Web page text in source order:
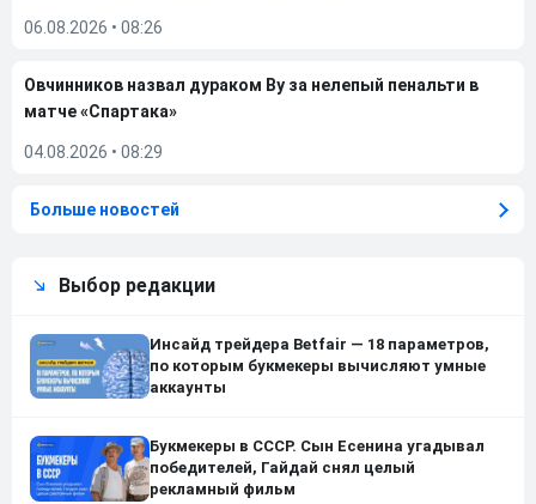
06.08.2026 • 08:26
Овчинников назвал дураком Ву за нелепый пенальти в
матче «Спартака»
04.08.2026 • 08:29
Больше новостей
Выбор редакции
Инсайд трейдера Betfair — 18 параметров,
по которым букмекеры вычисляют умные
аккаунты
Букмекеры в СССР. Сын Есенина угадывал
победителей, Гайдай снял целый
рекламный фильм